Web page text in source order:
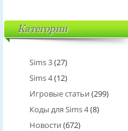
Категории
Sims 3(27)
Sims 4(12)
Игровые статьи (299)
Коды для Sims 4(8)
Новости (672)